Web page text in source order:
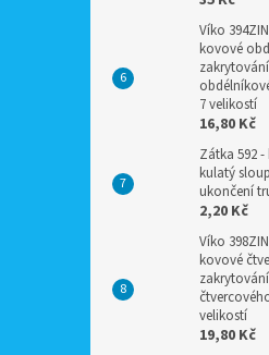
Víko
kovové
7 velikostí
16,80 Kč
Zátka 592
kulatý
ukončení
2,20 Kč
Víko
kovové
velikostí
19,80 Kč